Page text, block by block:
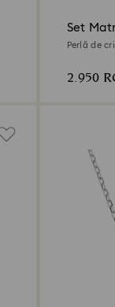
Set
Perlă de
2.950